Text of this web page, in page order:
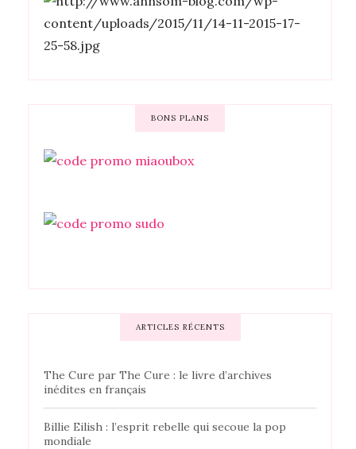
BONS PLANS
ARTICLES RÉCENTS
The Cure par The Cure : le livre d’archives
inédites en français
Billie Eilish : l’esprit rebelle qui secoue la pop
mondiale